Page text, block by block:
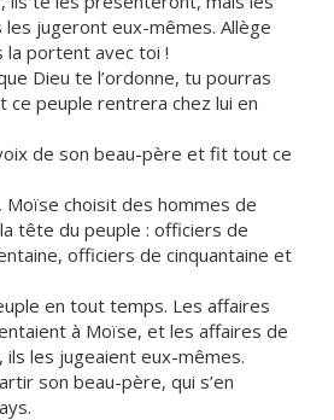
jugeront eux-mêmes. Allège
la portent avec toi !
Dieu te l’ordonne, tu pourras
peuple rentrera chez lui en
de son beau-père et fit tout ce
choisit des hommes de
tête du peuple : officiers de
officiers de cinquantaine et
en tout temps. Les affaires
à Moïse, et les affaires de
les jugeaient eux-mêmes.
son beau-père, qui s’en